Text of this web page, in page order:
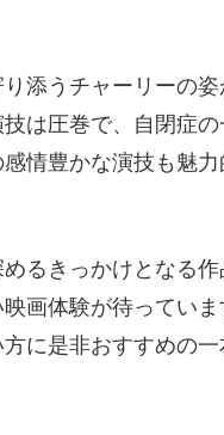
添うチャーリーの
は圧巻で、自閉症
情豊かな演技も魅
るきっかけとなる
画体験が待ってい
に是非おすすめの一